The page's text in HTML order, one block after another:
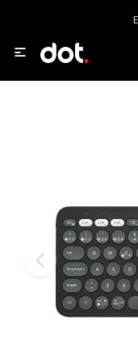

Informática
Audio, Foto y Video